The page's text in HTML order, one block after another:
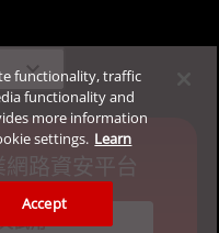
expand_more
試用
functionality, traffic
functionality and
more information
settings. Learn
Accept